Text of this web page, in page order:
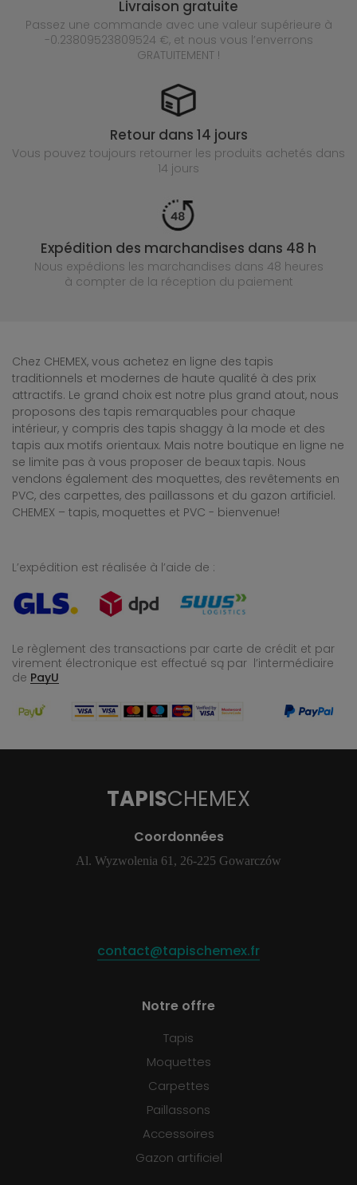
Livraison gratuite
Passez une commande avec une valeur supérieure à
-0.23809523809524 €, et nous vous l’enverrons
GRATUITEMENT !
Retour dans 14 jours
Vous pouvez toujours retourner les produits achetés dans
14 jours
Expédition des marchandises dans 48 h
Nous expédions les marchandises dans 48 heures
à compter de la réception du paiement
Chez CHEMEX, vous achetez en ligne des tapis
traditionnels et modernes de haute qualité à des prix
attractifs. Le grand choix est notre plus grand atout, nous
proposons des tapis remarquables pour chaque
intérieur, y compris des tapis shaggy à la mode et des
tapis aux motifs orientaux. Mais notre boutique en ligne ne
se limite pas à vous proposer de beaux tapis. Nous
vendons également des moquettes, des revêtements en
PVC, des carpettes, des paillassons et du gazon artificiel.
CHEMEX – tapis, moquettes et PVC - bienvenue!
L’expédition est réalisée à l’aide de :
Le règlement des transactions par carte de crédit et par
virement électronique est effectué są par l’intermédiaire
de PayU
TAPISCHEMEX
Coordonnées
Al. Wyzwolenia 61, 26-225 Gowarczów
contact@tapischemex.fr
Notre offre
Tapis
Moquettes
Carpettes
Paillassons
Accessoires
Gazon artificiel